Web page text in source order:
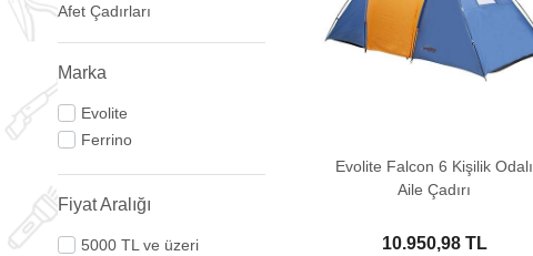
Afet Çadırları
Marka
Evolite
Ferrino
Fiyat Aralığı
5000 TL ve üzeri
Evolite Falcon 6 Kişilik Odalı
Aile Çadırı
10.950,98 TL